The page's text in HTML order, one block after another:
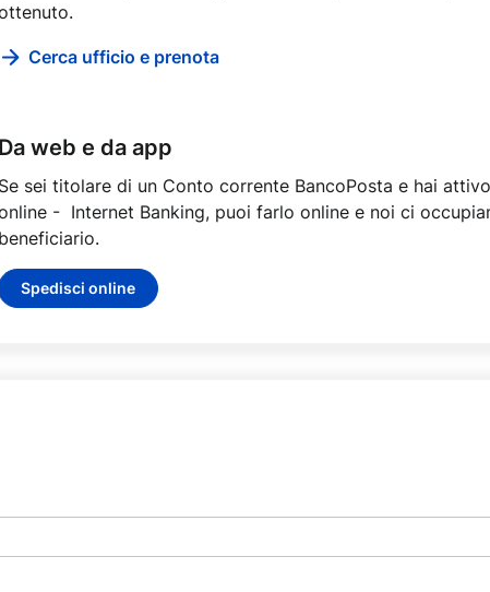
Cerca ufficio e prenota
Da web e da app
Se sei titolare di un Conto corrente BancoPosta e hai
- Internet Banking, puoi farlo online e noi ci
beneficiario.
Spedisci online